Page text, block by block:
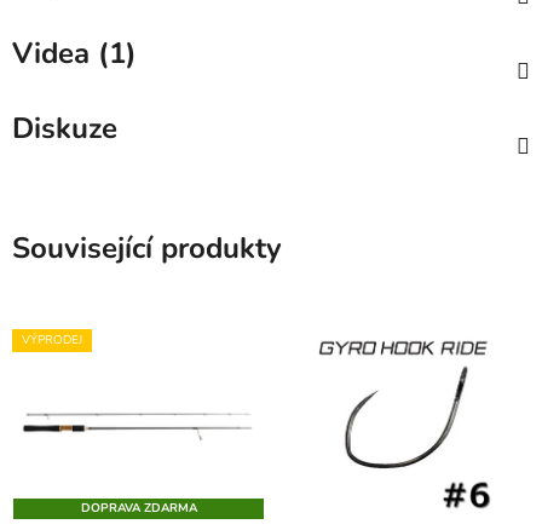
Videa (1)
Diskuze
Související produkty
VÝPRODEJ
DOPRAVA ZDARMA